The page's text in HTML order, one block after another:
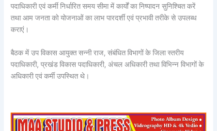
पदाधिकारी एवं कर्मी निर्धारित समय सीमा में कार्यों का निष्पादन सुनिश्चित करें
तथा आम जनता को योजनाओं का लाभ पारदर्शी एवं प्रभावी तरीके से उपलब्ध
कराएं।
बैठक में उप विकास आयुक्त सन्नी राज, संबंधित विभागों के जिला स्तरीय
पदाधिकारी, प्रखंड विकास पदाधिकारी, अंचल अधिकारी तथा विभिन्न विभागों के
अधिकारी एवं कर्मी उपस्थित थे।